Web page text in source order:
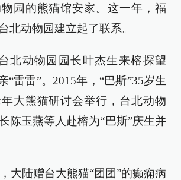
园的熊猫馆安家。这一年，福
北动物园建立起了联系。
北动物园园长叶杰生来榕探望
“雷雷”。2015年，“巴斯”35岁生
大熊猫研讨会举行，台北动物
陈玉燕等人赴榕为“巴斯”庆生并
大陆赠台大熊猫“团团”的癫痫病